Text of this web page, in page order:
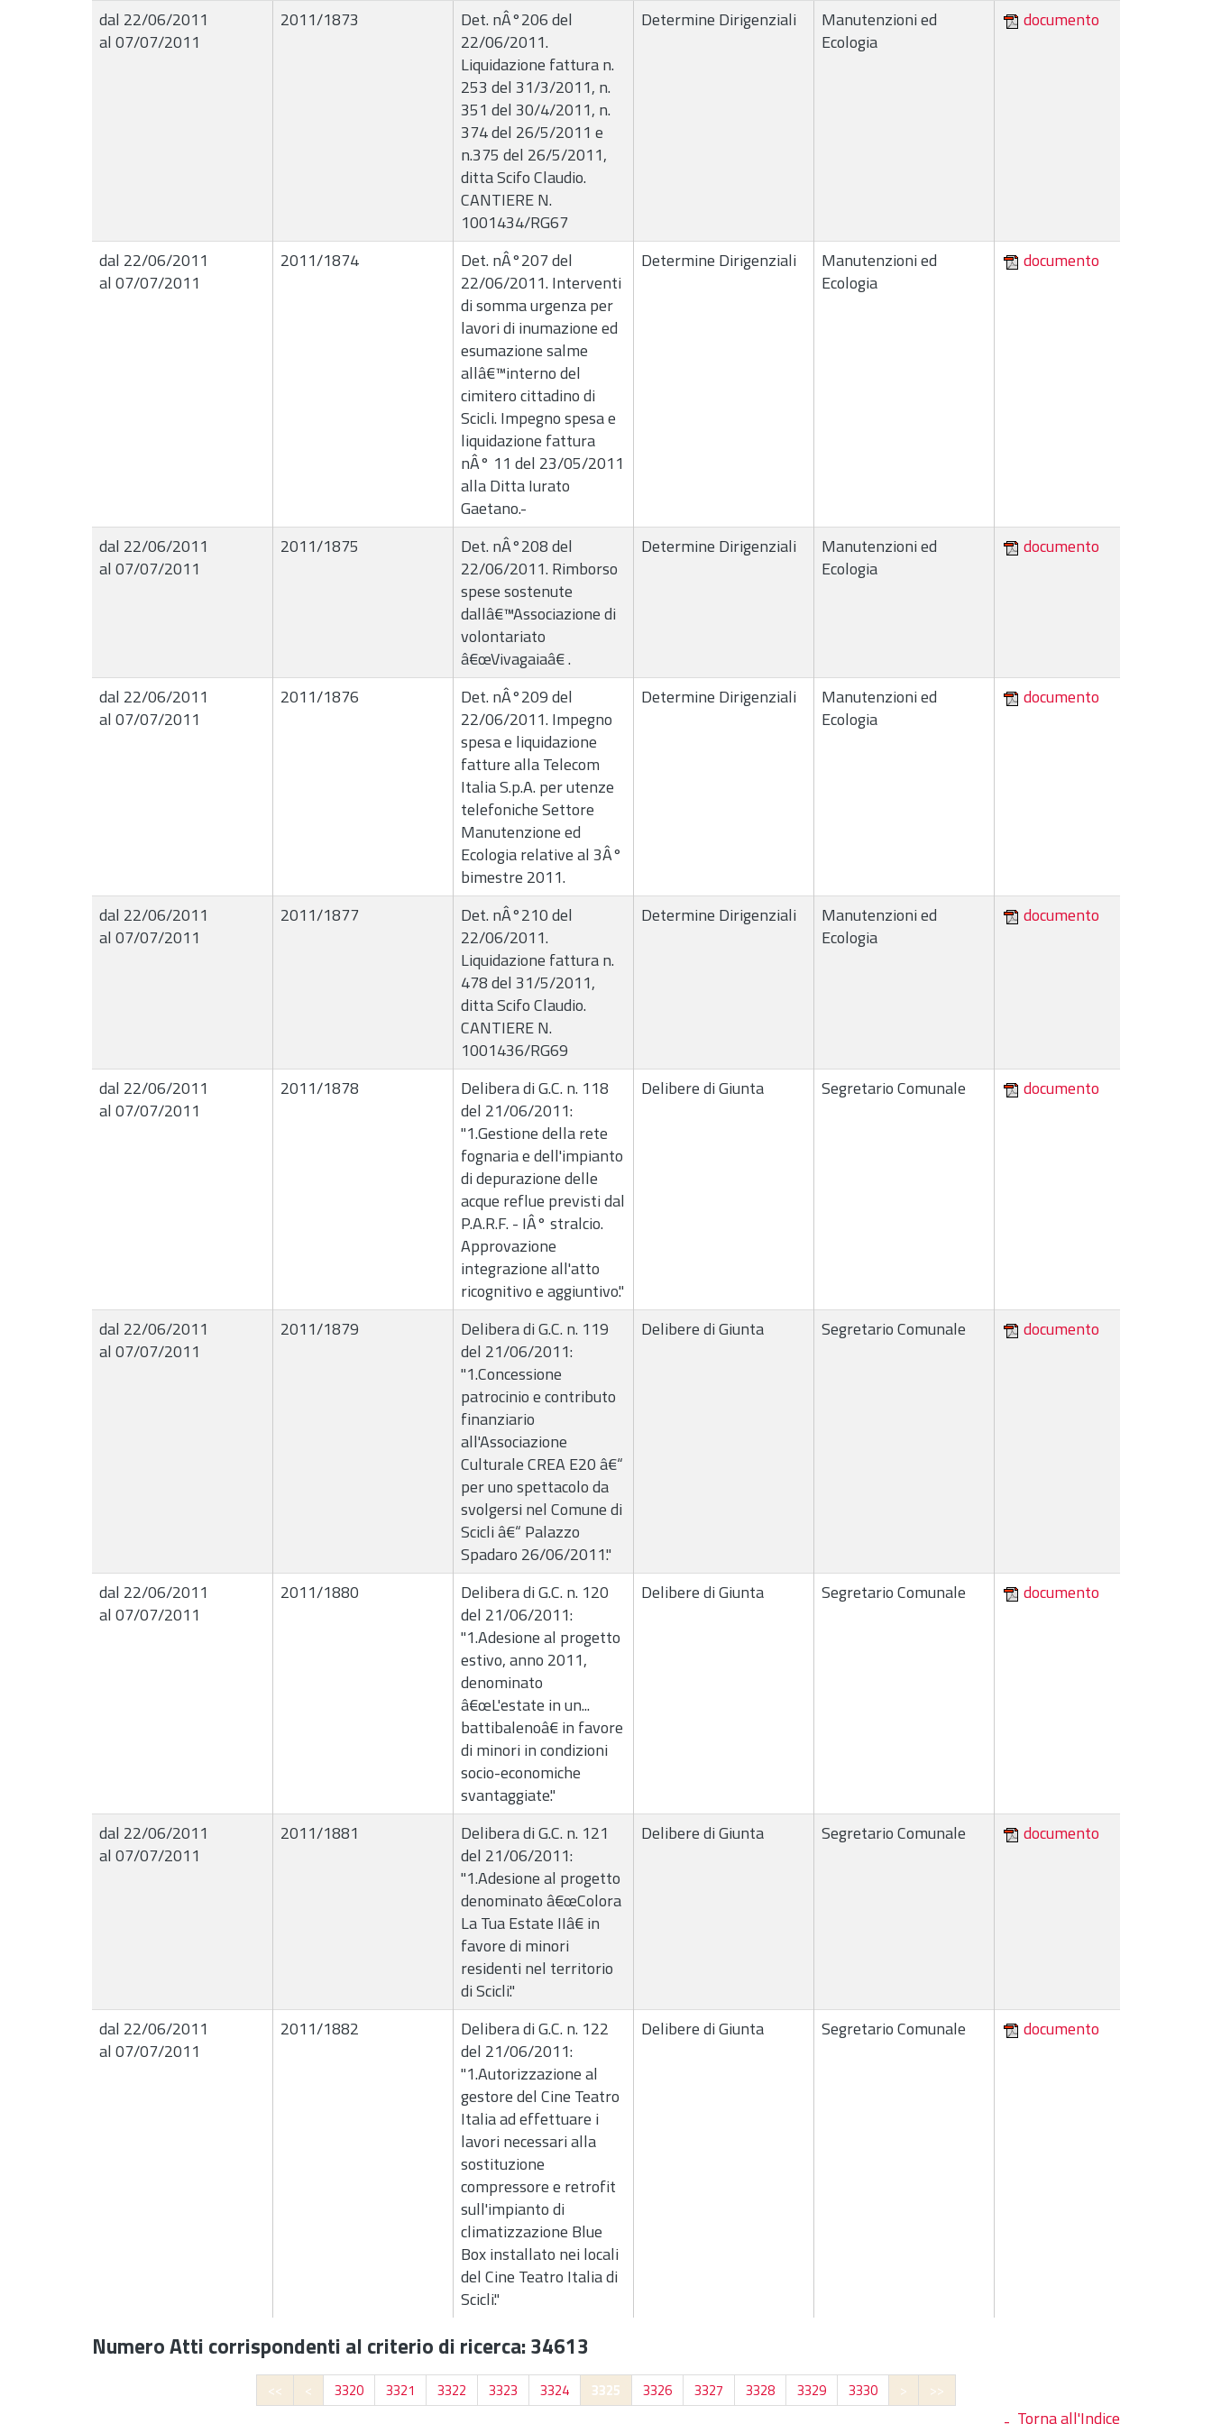
dal 22/06/2011
al 07/07/2011
2011/1873
Det. nÂ°206 del
22/06/2011.
Liquidazione fattura n.
253 del 31/3/2011, n.
351 del 30/4/2011, n.
374 del 26/5/2011 e
n.375 del 26/5/2011,
ditta Scifo Claudio.
CANTIERE N.
1001434/RG67
Determine Dirigenziali
Manutenzioni ed
Ecologia
documento
dal 22/06/2011
al 07/07/2011
2011/1874
Det. nÂ°207 del
22/06/2011. Interventi
di somma urgenza per
lavori di inumazione ed
esumazione salme
allâ€™interno del
cimitero cittadino di
Scicli. Impegno spesa e
liquidazione fattura
nÂ° 11 del 23/05/2011
alla Ditta Iurato
Gaetano.-
Determine Dirigenziali
Manutenzioni ed
Ecologia
documento
dal 22/06/2011
al 07/07/2011
2011/1875
Det. nÂ°208 del
22/06/2011. Rimborso
spese sostenute
dallâ€™Associazione di
volontariato
â€œVivagaiaâ€ .
Determine Dirigenziali
Manutenzioni ed
Ecologia
documento
dal 22/06/2011
al 07/07/2011
2011/1876
Det. nÂ°209 del
22/06/2011. Impegno
spesa e liquidazione
fatture alla Telecom
Italia S.p.A. per utenze
telefoniche Settore
Manutenzione ed
Ecologia relative al 3Â°
bimestre 2011.
Determine Dirigenziali
Manutenzioni ed
Ecologia
documento
dal 22/06/2011
al 07/07/2011
2011/1877
Det. nÂ°210 del
22/06/2011.
Liquidazione fattura n.
478 del 31/5/2011,
ditta Scifo Claudio.
CANTIERE N.
1001436/RG69
Determine Dirigenziali
Manutenzioni ed
Ecologia
documento
dal 22/06/2011
al 07/07/2011
2011/1878
Delibera di G.C. n. 118
del 21/06/2011:
"1.Gestione della rete
fognaria e dell'impianto
di depurazione delle
acque reflue previsti dal
P.A.R.F. - IÂ° stralcio.
Approvazione
integrazione all'atto
ricognitivo e aggiuntivo."
Delibere di Giunta Segretario Comunale documento
dal 22/06/2011
al 07/07/2011
2011/1879
Delibera di G.C. n. 119
del 21/06/2011:
"1.Concessione
patrocinio e contributo
finanziario
all'Associazione
Culturale CREA E20 â€“
per uno spettacolo da
svolgersi nel Comune di
Scicli â€“ Palazzo
Spadaro 26/06/2011."
Delibere di Giunta Segretario Comunale documento
dal 22/06/2011
al 07/07/2011
2011/1880
Delibera di G.C. n. 120
del 21/06/2011:
"1.Adesione al progetto
estivo, anno 2011,
denominato
â€œL'estate in un...
battibalenoâ€ in favore
di minori in condizioni
socio-economiche
svantaggiate."
Delibere di Giunta Segretario Comunale documento
dal 22/06/2011
al 07/07/2011
2011/1881
Delibera di G.C. n. 121
del 21/06/2011:
"1.Adesione al progetto
denominato â€œColora
La Tua Estate IIâ€ in
favore di minori
residenti nel territorio
di Scicli."
Delibere di Giunta Segretario Comunale documento
dal 22/06/2011
al 07/07/2011
2011/1882
Delibera di G.C. n. 122
del 21/06/2011:
"1.Autorizzazione al
gestore del Cine Teatro
Italia ad effettuare i
lavori necessari alla
sostituzione
compressore e retrofit
sull'impianto di
climatizzazione Blue
Box installato nei locali
del Cine Teatro Italia di
Scicli."
Delibere di Giunta Segretario Comunale documento
Numero Atti corrispondenti al criterio di ricerca: 34613
<< < 3320 3321 3322 3323 3324 3325 3326 3327 3328 3329 3330 > >>
Torna all'Indice